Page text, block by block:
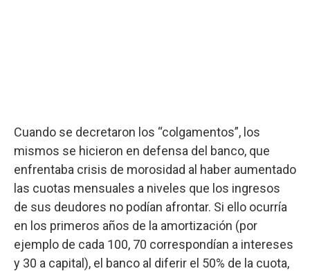
Cuando se decretaron los “colgamentos”, los
mismos se hicieron en defensa del banco, que
enfrentaba crisis de morosidad al haber aumentado
las cuotas mensuales a niveles que los ingresos
de sus deudores no podían afrontar. Si ello ocurría
en los primeros años de la amortización (por
ejemplo de cada 100, 70 correspondían a intereses
y 30 a capital), el banco al diferir el 50% de la cuota,